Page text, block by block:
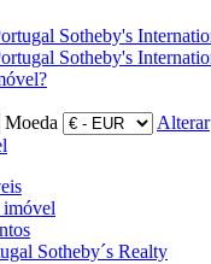
Moeda
Alterar
imóvel
Sotheby´s Realty